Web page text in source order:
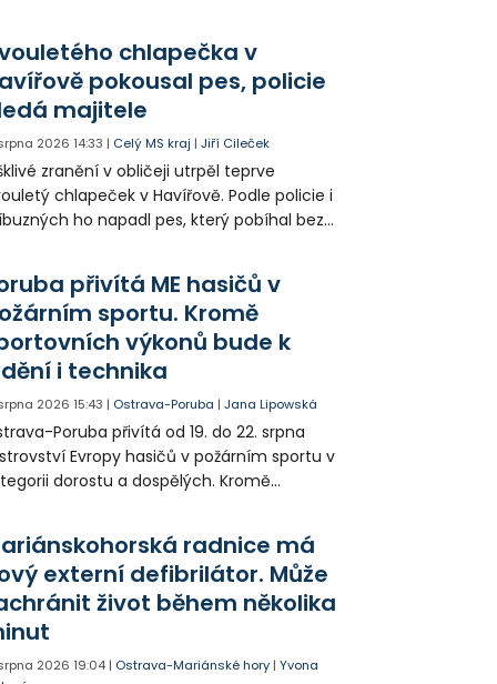
případné svědky.chlapečka v
pokousal pes, policie
majitele
2026 14:33 | Celý MS kraj |Jiří Cileček
zranění v obličeji utrpěl teprve
chlapeček v Havířově. Podle policie i
ho napadl pes, který pobíhal bez
Případem už se zabývá policie, která
psa hledá.
přivítá ME hasičů v
sportu. Kromě
výkonů bude k
i technika
2026 15:43 | Ostrava-Poruba |Jana Lipowská
Poruba přivítá od 19. do 22. srpna
Evropy hasičů v požárním sportu v
dorostu a dospělých. Kromě
radnice má
externí defibrilátor. Může
život během několika
2026 19:04 | Ostrava-Mariánské hory |Yvona